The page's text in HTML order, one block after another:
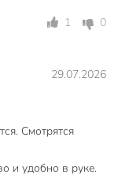
низкий профиль,
6 шт, Daniks,
в нашем
ценам и с
1 0
29.07.2026
Смотрятся
и удобно в руке.